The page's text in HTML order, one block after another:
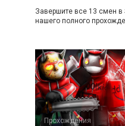
Завершите все 13 смен
нашего полного
Прохождения